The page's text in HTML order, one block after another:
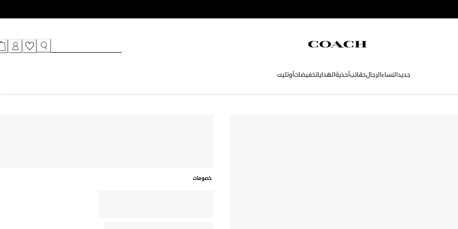
جديدالنساءالرجالحقائبأحذيةالهداياتخفيضاتأوتليت
خصومات